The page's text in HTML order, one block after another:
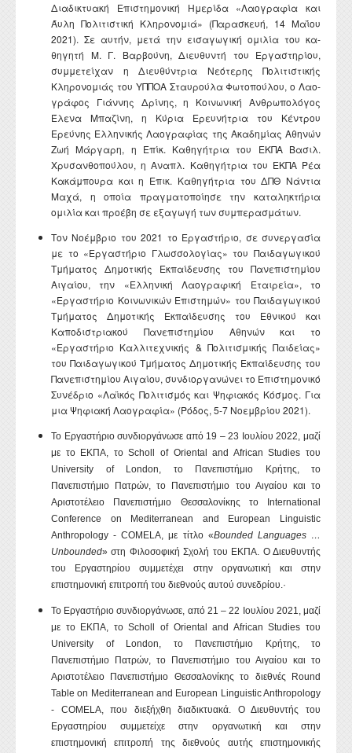
Διαδικτυακή Επιστημονική Ημερίδα «Λαογραφία και
Άυλη Πολιτιστική Κληρο­νομιά» (Παρασκευή, 14 Μαΐου
2021). Σε αυτήν, μετά την εισαγωγική ομιλία του κα­
θηγητή Μ. Γ. Βαρβούνη, Διευθυντή του Εργαστηρίου,
συμμετείχαν η Διευθύντρια Νεότερης Πολιτιστικής
Κληρονομιάς του ΥΠΠΟΑ Σταυρούλα Φωτοπούλου, ο Λαο­
γράφος Γιάννης Δρίνης, η Κοινωνική Αν­θρωπολόγος
Έλενα Μπαζίνη, η Κύρια Ερευνήτρια του Κέντρου
Ερεύνης Ελληνι­κής Λαογραφίας της Ακαδημίας Αθηνών
Ζωή Μάργαρη, η Επίκ. Καθηγήτρια του ΕΚΠΑ Βασιλ.
Χρυσανθοπούλου, η Ανα­πλ. Καθηγήτρια του ΕΚΠΑ Ρέα
Κακά­μπουρα και η Επικ. Καθηγήτρια του ΔΠΘ Νάντια
Μαχά, η οποία πραγματοποίησε την καταληκτήρια
ομιλία και προέβη σε εξαγωγή των συμπερασμάτων.
Τον Νοέμβριο του 2021 το Εργαστήριο, σε συνεργασία
με το «Εργαστήριο Γλωσσολογίας» του Παιδαγωγικού
Τμήματος Δημοτικής Εκπαίδευσης του Πανεπιστημίου
Αιγαίου, την «Ελληνική Λαογραφική Εταιρεία», το
«Εργαστήριο Κοινωνικών Επιστημών» του Παιδαγωγικού
Τμήματος Δημοτικής Εκπαίδευσης του Εθνικού και
Καποδιστριακού Πανεπιστημίου Αθηνών και το
«Εργαστήριο Καλλιτεχνικής & Πολιτισμικής Παιδείας»
του Παιδαγωγικού Τμήματος Δημοτικής Εκπαίδευσης του
Πανεπιστημίου Αιγαίου, συνδιοργανώνει το Επιστημονικό
Συνέδριο «Λαϊκός Πολιτισμός και Ψηφιακός Κόσμος. Για
μια Ψηφιακή Λαογραφία» (Ρόδος, 5-7 Νοεμβρίου 2021).
Το Εργαστήριο συνδιοργάνωσε από 19 – 23 Ιουλίου 2022, μαζί
με το ΕΚΠΑ, τοScholl of Oriental and African Studies του
University
of London, το Πανεπιστήμιο Κρήτης, το
Πανεπιστήμιο Πατρών, το Πανεπιστήμιο του Αιγαίου και το
Αριστοτέλειο Πανεπιστήμιο Θεσσαλονίκης το
International
Conference
on Mediterranean and European
Linguistic
Anthropology -COMELA, με τίτλο «Bounded Languages …
Unbounded» στη Φιλοσοφική Σχολή του ΕΚΠΑ. Ο Διευθυντής
του Εργαστηρίου συμμετέχει στην οργανωτική και στην
επιστημονική επιτροπή του διεθνούς αυτού συνεδρίου.·
Το Εργαστήριο συνδιοργάνωσε, από 21 – 22 Ιουλίου 2021, μαζί
με το ΕΚΠΑ, τοScholl of Oriental and African Studies του
University
of London, το Πανεπιστήμιο Κρήτης, το
Πανεπιστήμιο Πατρών, το Πανεπιστήμιο του Αιγαίου και το
Αριστοτέλειο Πανεπιστήμιο Θεσσαλονίκης το διεθνές
Round
Table on Mediterranean and European LinguisticAnthropology
- COMELA, που διεξήχθη διαδικτυακά. Ο Διευθυντής του
Εργαστηρίου συμμετείχε στην οργανωτική και στην
επιστημονική επιτροπή της διεθνούς αυτής επιστημονικής